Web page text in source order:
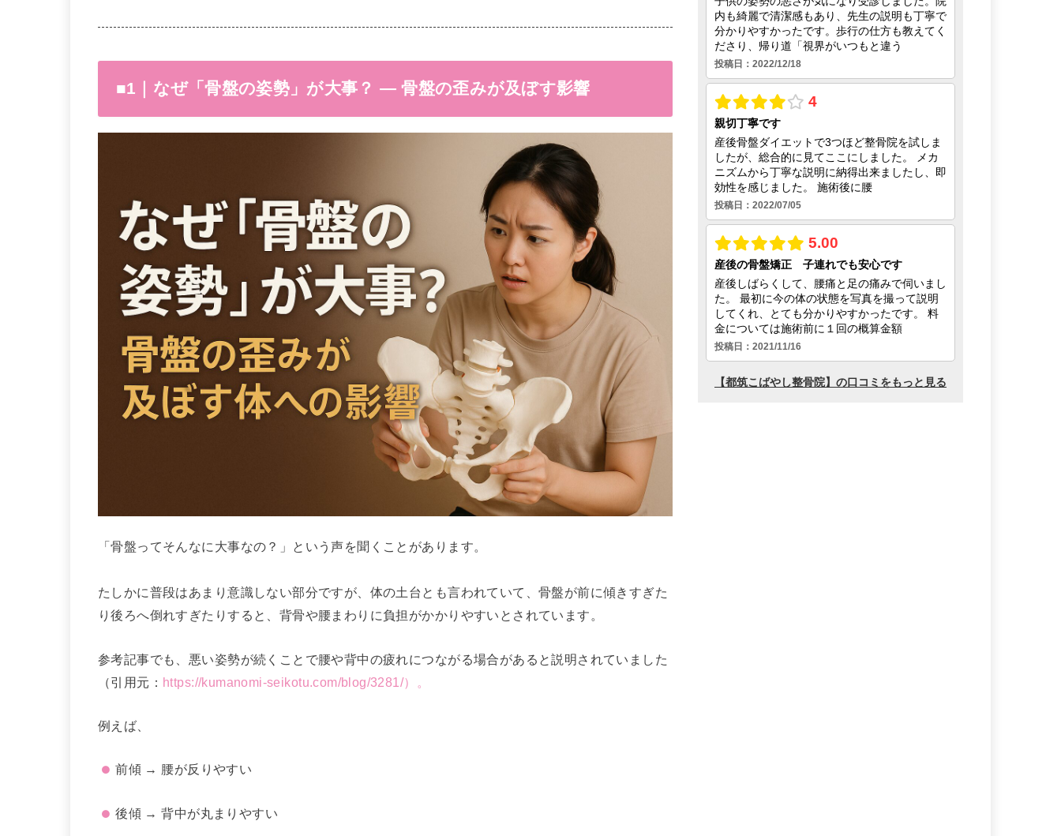
■1｜なぜ「骨盤の姿勢」が大事？ — 骨盤の歪みが及ぼす影響
「骨盤ってそんなに大事なの？」という声を聞くことがあります。
たしかに普段はあまり意識しない部分ですが、体の土台とも言われていて、骨盤が前に傾きすぎた
り後ろへ倒れすぎたりすると、背骨や腰まわりに負担がかかりやすいとされています。
参考記事でも、悪い姿勢が続くことで腰や背中の疲れにつながる場合があると説明されていました
（引用元： https://kumanomi-seikotu.com/blog/3281/）。
例えば、
前傾 → 腰が反りやすい
後傾 → 背中が丸まりやすい